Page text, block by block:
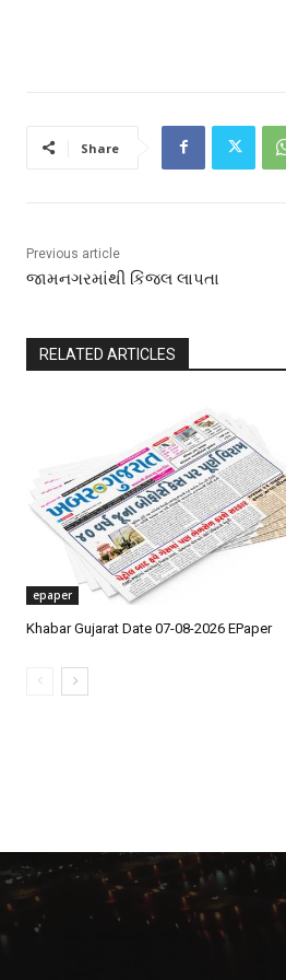
Share
Previous article
જામનગરમાંથી કિંજલ લાપતા
RELATED ARTICLES
epaper
Khabar Gujarat Date 07-08-2026 EPaper